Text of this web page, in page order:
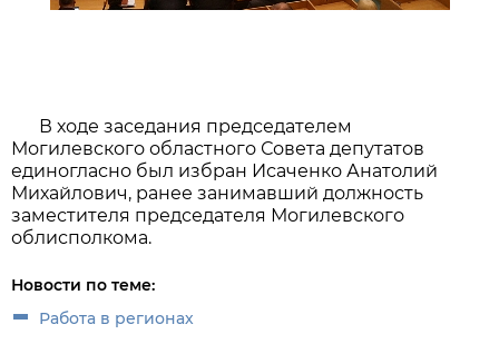
В ходе заседания председателем
Могилевского областного Совета депутатов
единогласно был избран Исаченко Анатолий
Михайлович, ранее занимавший должность
заместителя председателя Могилевского
облисполкома.
Новости по теме:
Работа в регионах